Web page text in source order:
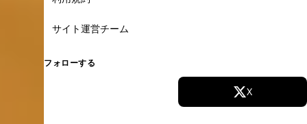
サイト運営チーム
フォローする
X